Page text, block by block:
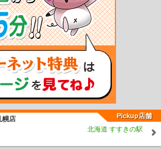
紀伊細川駅 紀伊神谷駅 極楽橋駅
西御坊駅 田中口駅 日前宮駅 神前駅
吉礼駅 伊太祈曽駅 山東駅 大池遊園駅
Pickup店舗
幌店
北海道 すすきの駅